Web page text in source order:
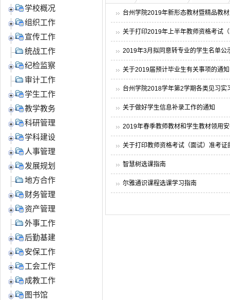
学校概况
组织工作
宣传工作
统战工作
纪检监察
审计工作
学生工作
教学教务
科研管理
学科建设
人事管理
发展规划
地方合作
财务管理
资产管理
外事工作
后勤基建
安保工作
工会工作
成教工作
图书馆
台州学院2019年新形态教材暨精品教
关于打印2019年上半年教师资格考试
2019年3月拟同意转专业的学生名单公
关于2019届预计毕业生有关事项的通知
台州学院2018学年第2学期各类见习实
关于做好学生信息补录工作的通知
2019年春季教师教材和学生教材领用
关于打印教师资格考试（面试）准考证
智慧树选课指南
尔雅通识课程选课学习指南